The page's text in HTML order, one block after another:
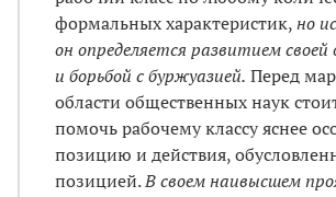
формальных характеристик,но
он определяется развитием своей
и борьбой с буржуазией. Перед
области общественных наук
помочь рабочему классу яснее
позицию и действия,
позицией.В своем наивысшем